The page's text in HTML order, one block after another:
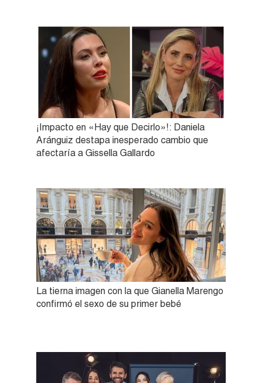
¡Impacto en «Hay que Decirlo»!: Daniela
Aránguiz destapa inesperado cambio que
afectaría a Gissella Gallardo
La tierna imagen con la que Gianella Marengo
confirmó el sexo de su primer bebé